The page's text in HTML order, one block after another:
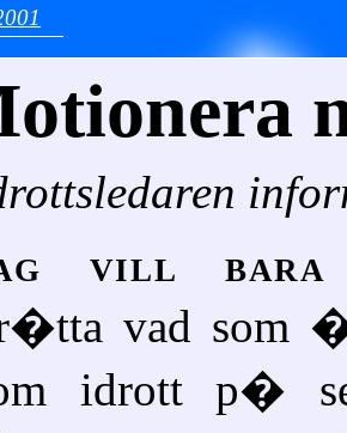
vill bara
vad
idrott p�